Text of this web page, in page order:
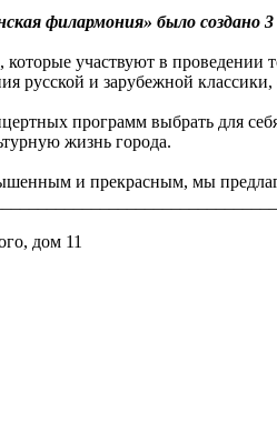
филармония» было создано 3
участвуют в
русской и зарубежной
программ выбрать для
жизнь города.
и прекрасным, мы
дом 11